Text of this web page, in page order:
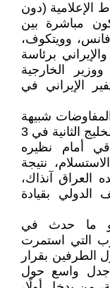
(دون
مباشرة بين
وويتكوف،
برئاسة
الخارجية
الإيراني في
شبيهة
بما جرى في “خيمة صفوان” بعد حرب الخليج الثانية في 3
أمام نظيره
نتيجة
العراق آنذاك،
بقيادة
هو ما حدث في
التي استمرت
عقب قبول الطرفين بقرار
دار جدل واسع حول